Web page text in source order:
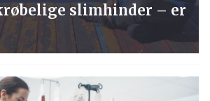
slimhinder – er